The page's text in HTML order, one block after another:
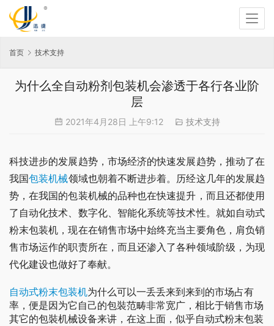
首页 技术支持
为什么全自动粉剂包装机会渗透于各行各业阶
层
2021年4月28日 上午9:12 技术支持
科技进步的发展趋势，市场经济的快速发展趋势，推动了在
我国包装机械领域也朝着不断进步着。历经这几年的发展趋
势，在我国的包装机械的品种也在快速提升，而且还都使用
了自动化技术、数字化、智能化系统等技术性。就如自动式
粉末包装机，现在在销售市场中始终充当主要角色，肩负销
售市场运作的职责所在，而且还渗入了各种领域阶级，为现
代化建设也做好了奉献。
自动式粉末包装机为什么可以一丢丢来到来到的市场占有
率，便是因为它自己的包裝范畴非常宽广，相比于销售市场
其它的包裝机械设备来讲，在这上面，似乎自动式粉末包装